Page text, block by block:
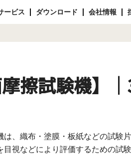
ービス ダウンロード 会社情報
摩擦試験機】
は、織布・塗膜・板紙などの試験
目視などにより評価するための試験